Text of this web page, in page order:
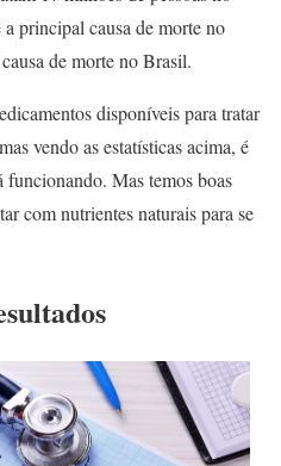
principal causa de morte no
de morte no Brasil.
disponíveis para tratar
vendo as estatísticas acima, é
funcionando. Mas temos boas
com nutrientes naturais para se